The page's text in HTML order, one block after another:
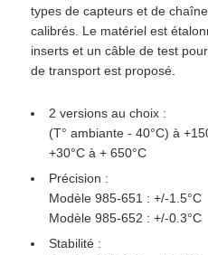
types de capteurs et de
calibrés. Le matériel est
inserts et un câble de test
de transport est proposé.
2 versions au choix :
(T° ambiante - 40°C) à
+30°C à + 650°C
Précision :
Modèle 985-651 : +/-1.5°C
Modèle 985-652 : +/-0.3°C
Stabilité :